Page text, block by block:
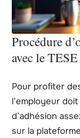
Procédure
avec le TESE
Pour profiter
l’employeur
d’adhésion
sur la